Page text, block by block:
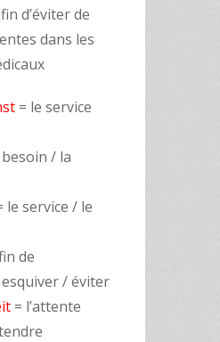
d’éviter de
dans les
= le service
besoin / la
le service / le
de
esquiver / éviter
= l’attente